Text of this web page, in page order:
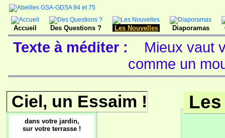
Accueil Des Questions ? Les Nouvelles Diaporamas
Texte à méditer :
Mieux vaut
comme un
Ciel, un Essaim !
dans votre jardin,
sur votre terrasse !